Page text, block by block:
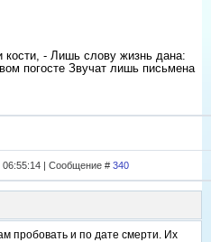
- Лишь слову жизнь дана:
погосте Звучат лишь письмена
06:55:14 | Сообщение # 340
пробовать и по дате смерти. Их